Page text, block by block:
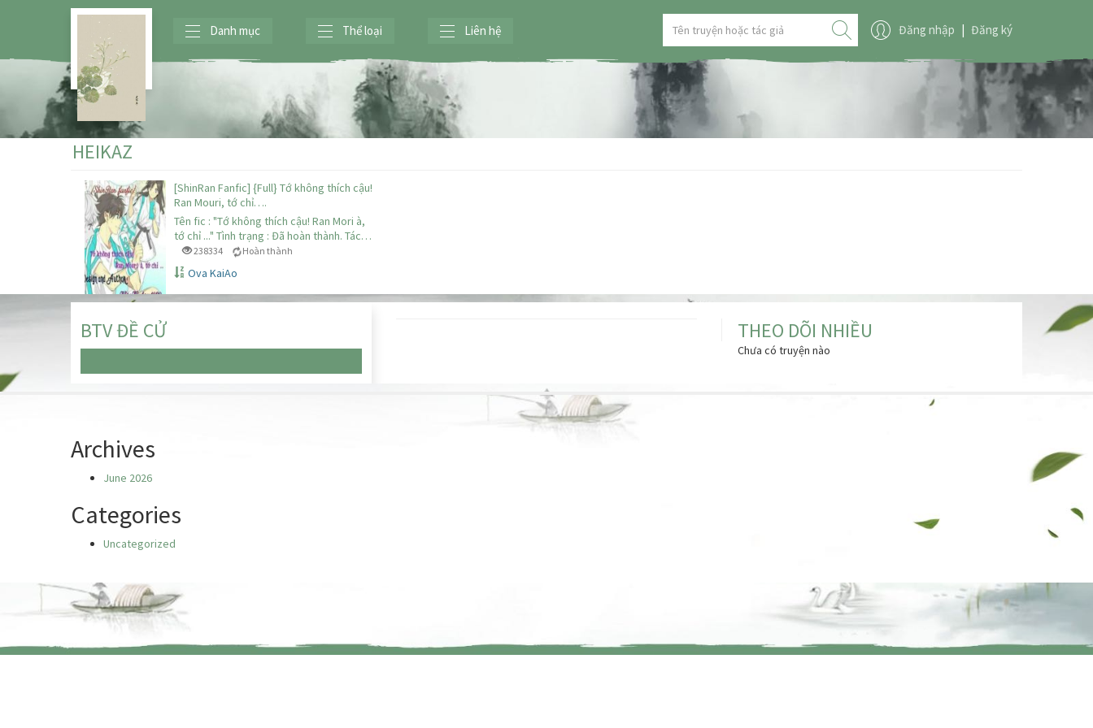
Danh mục Thể loại Liên hệ Đăng nhập | Đăng ký
HEIKAZ
[ShinRan Fanfic] {Full} Tớ không thích cậu!
Ran Mouri, tớ chỉ….
Tên fic : "Tớ không thích cậu! Ran Mori à,
tớ chỉ ..." Tình trạng : Đã hoàn thành. Tác…
238334 Hoàn thành
Ova KaiAo
BTV ĐỀ CỬ THEO DÕI NHIỀU
Chưa có truyện nào
Archives
June 2026
Categories
Uncategorized